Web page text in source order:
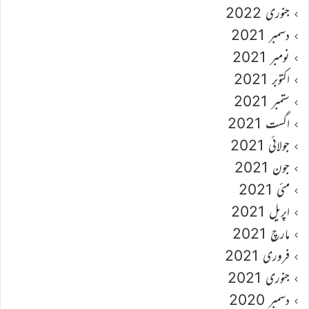
جنوری 2022
دسمبر 2021
نومبر 2021
اکتوبر 2021
ستمبر 2021
اگست 2021
جولائی 2021
جون 2021
مئی 2021
اپریل 2021
مارچ 2021
فروری 2021
جنوری 2021
دسمبر 2020